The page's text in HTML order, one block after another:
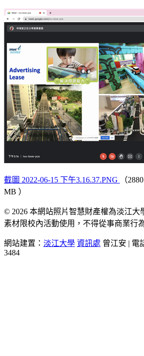
截圖 2022-06-15 下午3.16.37.PNG
（
MB ）
© 2026 本網站照片智慧財產權為淡江大
素材限校內活動使用，不得從事商業行
網站建置： 淡江大學 資訊處 曾江安 | 電
3484